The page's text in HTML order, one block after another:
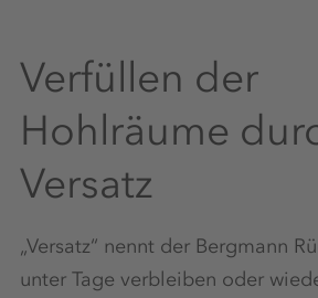
Verfüllen der
Hohlräume
Versatz
„Versatz“ nennt der Bergmann
unter Tage verbleiben oder